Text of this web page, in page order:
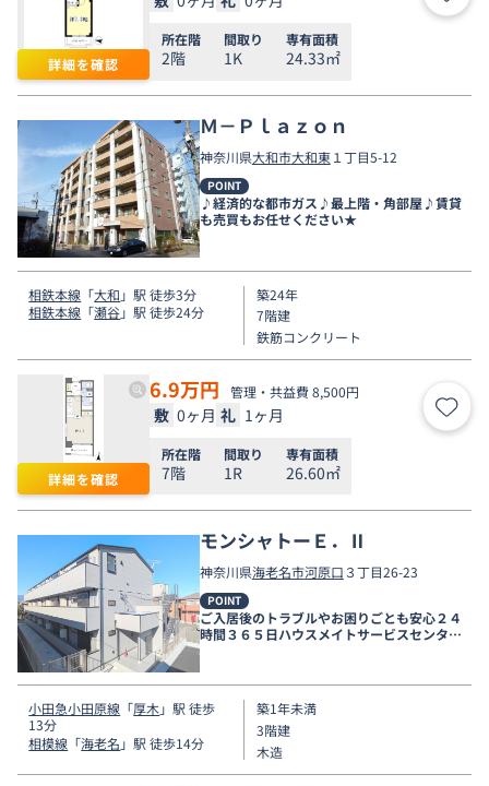
詳細を確認
所在階
2階
間取り
1K
専有面積
24.33㎡
Ｍ－Ｐｌａｚｏｎ
神奈川県大和市大和東１丁目5-12
POINT
♪経済的な都市ガス♪最上階・角部屋♪賃貸
も売買もお任せください★
相鉄本線 「大和 」駅 徒歩3分
相鉄本線 「瀬谷」駅 徒歩24分
築24年
7階建
鉄筋コンクリート
詳細を確認
6.9万円 管理・共益費 8,500円
敷 0ヶ月 礼 1ヶ月 お気
所在階
7階
間取り
1R
専有面積
26.60㎡
モンシャトーＥ．Ⅱ
神奈川県海老名市河原口３丁目26-23
POINT
ご入居後のトラブルやお困りごとも安心２４
時間３６５日ハウスメイトサービスセンター
電話受付対応。
小田急小田原線 「厚木」駅 徒歩
13分
相模線 「海老名 」駅 徒歩14分
築1年未満
3階建
木造